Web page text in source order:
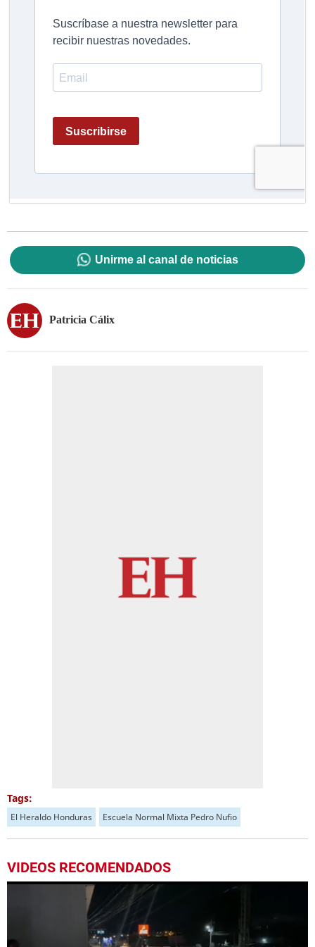
Unirme al canal de noticias
Patricia Cálix
Tags:
El Heraldo Honduras Escuela Normal Mixta Pedro Nufio
VIDEOS RECOMENDADOS